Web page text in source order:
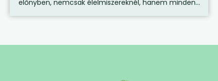
előnyben, nemcsak élelmiszereknél, hanem minden...